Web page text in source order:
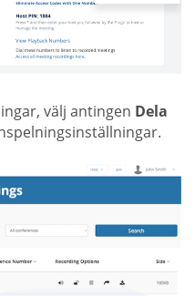
välj antingen Dela